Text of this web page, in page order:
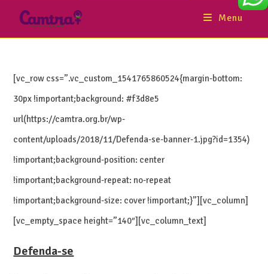
Menu
[vc_row css=”.vc_custom_1541765860524{margin-bottom:
30px !important;background: #f3d8e5
url(https://camtra.org.br/wp-
content/uploads/2018/11/Defenda-se-banner-1.jpg?id=1354)
!important;background-position: center
!important;background-repeat: no-repeat
!important;background-size: cover !important;}”][vc_column]
[vc_empty_space height=”140″][vc_column_text]
Defenda-se